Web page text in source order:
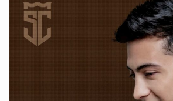
CASTILLO
CONQUISTA
AL
PÚBLICO
CON
SU
MOSAICO
ROMÁNTICO